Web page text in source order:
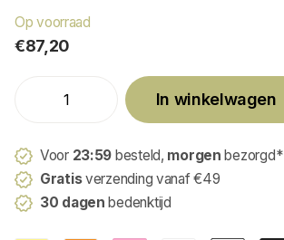
Op voorraad
€87,20
In winkelwagen
Voor 23:59 besteld, morgen bezorgd*
Gratisverzending vanaf €49
30 dagen bedenktijd